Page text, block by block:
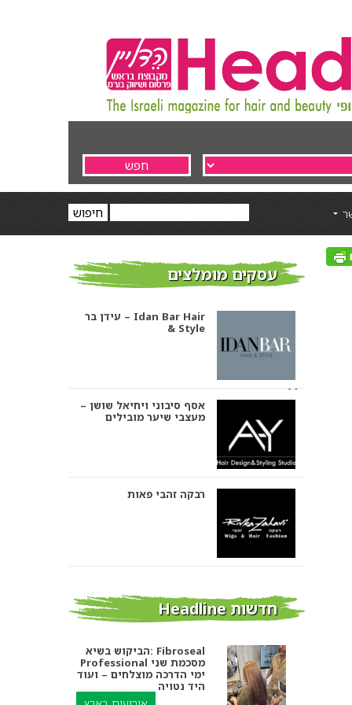
עסקים מומלצים
עידן בר – Idan Bar Hair
& Style
אסף סיבוני ויחיאל שושן –
מעצבי שיער מובילים
רבקה זהבי פאות
אורטל אדרי עיצוב שיער
חדשות Headline
הביקוש בשיא: Fibroseal
Professional מסכמת שני
ימי הדרכה מוצלחים – ועוד
היד נטויה